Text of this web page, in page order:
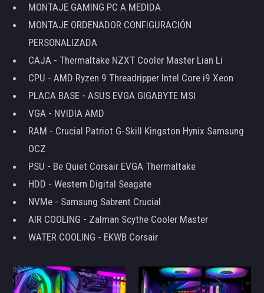
MONTAJE GAMING PC A MEDIDA
MONTAJE ORDENADOR CONFIGURACIÓN
PERSONALIZADA
CAJA - Thermaltake NZXT Cooler Master Lian Li
CPU - AMD Ryzen 9 Threadripper Intel Core i9 Xeon
PLACA BASE - ASUS EVGA GIGABYTE MSI
VGA - NVIDIA AMD
RAM - Crucial Patriot G-Skill Kingston Hynix Samsung
OCZ
PSU - Be Quiet Corsair EVGA Thermaltake
HDD - Western Digital Seagate
NVMe - Samsung Sabrent Crucial
AIR COOLING - Zalman Scythe Cooler Master
WATER COOLING - EKWB Corsair